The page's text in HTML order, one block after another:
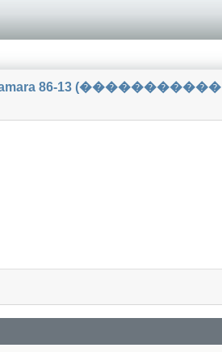
18 / samara 86-13 (�����������